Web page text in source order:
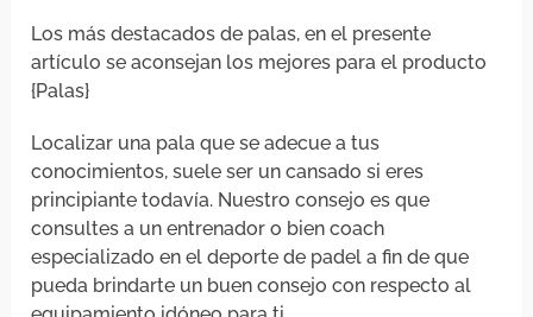
Los más destacados de palas, en el presente
artículo se aconsejan los mejores para el producto
{Palas}
Localizar una pala que se adecue a tus
conocimientos, suele ser un cansado si eres
principiante todavía. Nuestro consejo es que
consultes a un entrenador o bien coach
especializado en el deporte de padel a fin de que
pueda brindarte un buen consejo con respecto al